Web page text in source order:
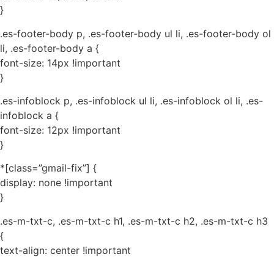
}
.es-footer-body p, .es-footer-body ul li, .es-footer-body ol
li, .es-footer-body a {
font-size: 14px !important
}
.es-infoblock p, .es-infoblock ul li, .es-infoblock ol li, .es-
infoblock a {
font-size: 12px !important
}
*[class=”gmail-fix”] {
display: none !important
}
.es-m-txt-c, .es-m-txt-c h1, .es-m-txt-c h2, .es-m-txt-c h3
{
text-align: center !important